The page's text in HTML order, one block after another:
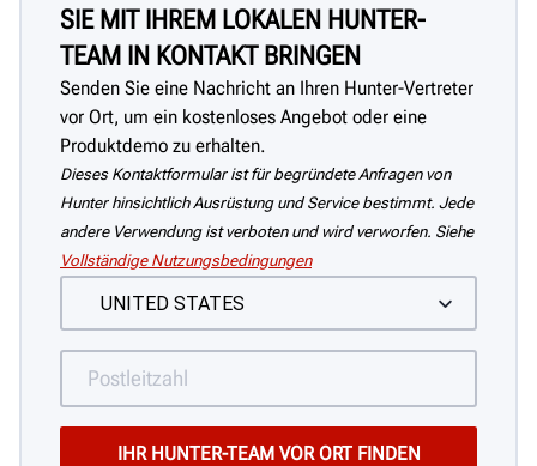
SIE MIT IHREM LOKALEN HUNTER-
TEAM IN KONTAKT BRINGEN
Senden Sie eine Nachricht an Ihren Hunter-Vertreter
vor Ort, um ein kostenloses Angebot oder eine
Produktdemo zu erhalten.
Dieses Kontaktformular ist für begründete Anfragen von
Hunter hinsichtlich Ausrüstung und Service bestimmt. Jede
andere Verwendung ist verboten und wird verworfen. Siehe
Vollständige Nutzungsbedingungen